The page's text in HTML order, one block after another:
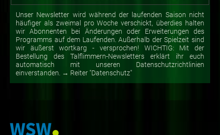
Unser Newsletter wird während der laufenden Saison nicht
häufiger als zweimal pro Woche verschickt, überdies halten
wir Abonnenten bei Änderungen oder Erweiterungen des
Programms auf dem Laufenden. Außerhalb der Spielzeit sind
wir äußerst wortkarg - versprochen! WICHTIG: Mit der
Bestellung des Talflimmern-Newsletters erklärt ihr euch
automatisch mit unseren Datenschutzrichtlinien
einverstanden. → Reiter "Datenschutz"